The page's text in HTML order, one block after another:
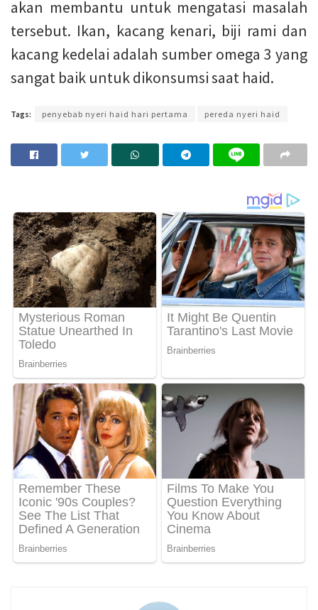
akan membantu untuk mengatasi masalah
tersebut. Ikan, kacang kenari, biji rami dan
kacang kedelai adalah sumber omega 3 yang
sangat baik untuk dikonsumsi saat haid.
Tags: penyebab nyeri haid hari pertama pereda nyeri haid